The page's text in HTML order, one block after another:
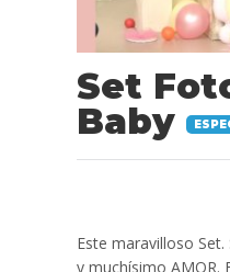
Set
Baby
Este maravilloso
y muchísimo AMOR.